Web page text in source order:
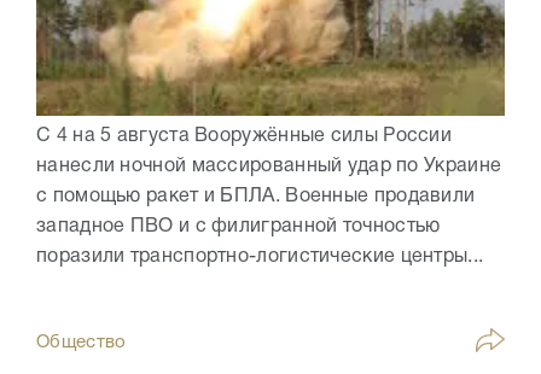
С 4 на 5 августа Вооружённые силы России
нанесли ночной массированный удар по Украине
с помощью ракет и БПЛА. Военные продавили
западное ПВО и с филигранной точностью
поразили транспортно-логистические центры...
Общество